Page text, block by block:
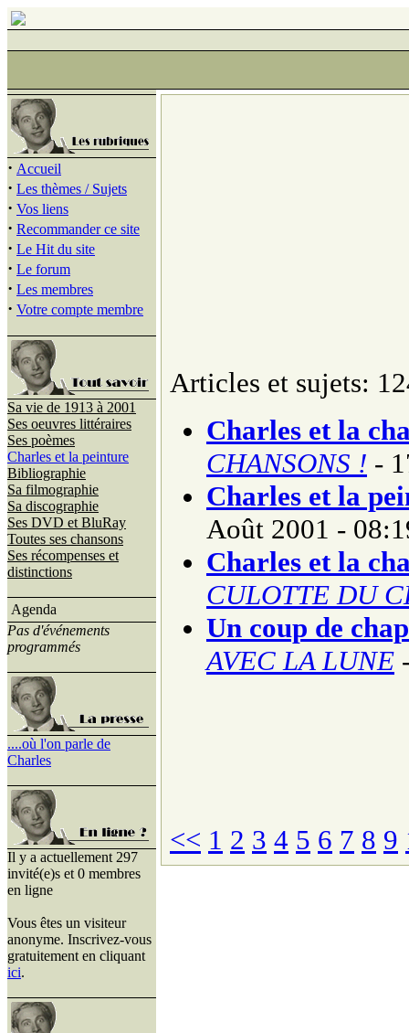
· Accueil
· Les thèmes / Sujets
· Vos liens
· Recommander ce site
· Le Hit du site
· Le forum
· Les membres
· Votre compte membre
Sa vie de 1913 à 2001
Ses oeuvres littéraires
Ses poèmes
Charles et la peinture
Bibliographie
Sa filmographie
Sa discographie
Ses DVD et BluRay
Toutes ses chansons
Ses récompenses et
distinctions
Agenda
Pas d'événements
programmés
....où l'on parle de
Charles
Il y a actuellement 297
invité(e)s et 0 membres
en ligne
Vous êtes un visiteur
anonyme. Inscrivez-vous
gratuitement en cliquant
ici.
Articles et sujets:
Charles et la
CHANSONS ! -
Charles et la
Août 2001 -
Charles et la
CULOTTE DU
Un coup de
AVEC LA LUNE
<< 1 2 3 4 5 6 7 8 9